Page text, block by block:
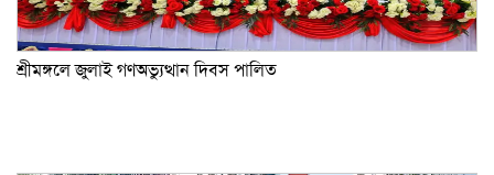
শ্রীমঙ্গলে জুলাই গণঅভ্যুত্থান দিবস পালিত